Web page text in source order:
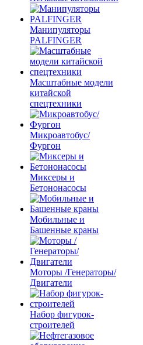
Манипуляторы
PALFINGER
Масштабные модели
китайской
спецтехники
Микроавтобус/
Фургон
Миксеры и
Бетононасосы
Мобильные и
Башенные краны
Моторы /Генераторы/
Двигатели
Набор фигурок-
строителей